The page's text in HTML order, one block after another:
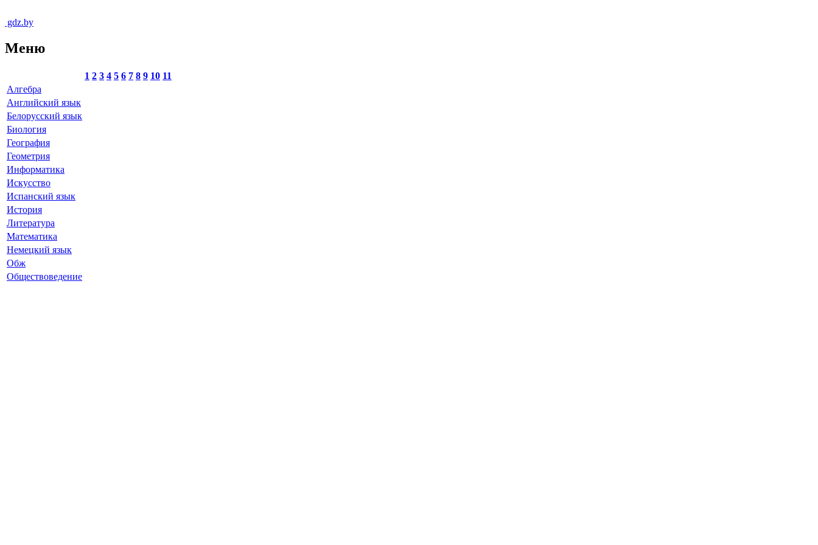
gdz.by
Меню
1 2 3 4 5 6 7 8 9 10 11
Алгебра
Английский язык
Белорусский язык
Биология
География
Геометрия
Информатика
Искусство
Испанский язык
История
Литература
Математика
Немецкий язык
Обж
Обществоведение